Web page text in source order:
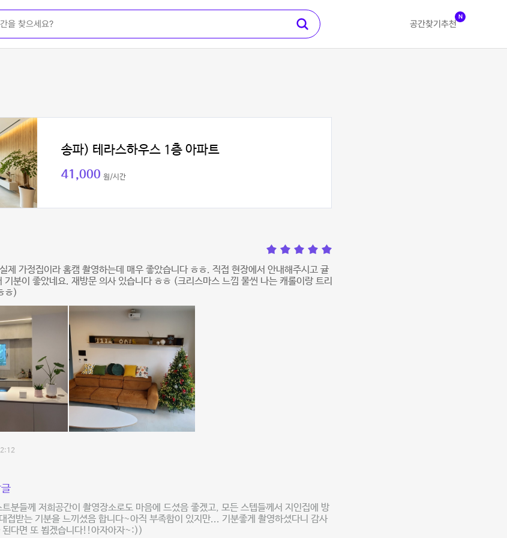
공간찾기 추천
N
송파) 테라스하우스 1층 아파트
41,000 원/시간
제 가정집이라 홈캠 촬영하는데 매우 좋았습니다 ㅎㅎ. 직접 현장에서 안내해주시고 귤
기분이 좋았네요. 재방문 의사 있습니다 ㅎㅎ (크리스마스 느낌 물씬 나는 캐롤이랑 트리
ㅎ)
분들께 저희공간이 촬영장소로도 마음에 드셨음 좋겠고, 모든 스텝들께서 지인집에 방
접받는 기분을 느끼셨음 합니다~아직 부족함이 있지만... 기분좋게 촬영하셨다니 감사
된다면 또 뵙겠습니다!!아자아자~:))